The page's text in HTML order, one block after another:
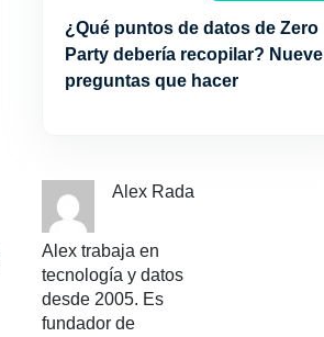
¿Qué puntos de datos de Zero
Party debería recopilar? Nueve
preguntas que hacer
Alex Rada
Alex trabaja en
tecnología y datos
desde 2005. Es
fundador de